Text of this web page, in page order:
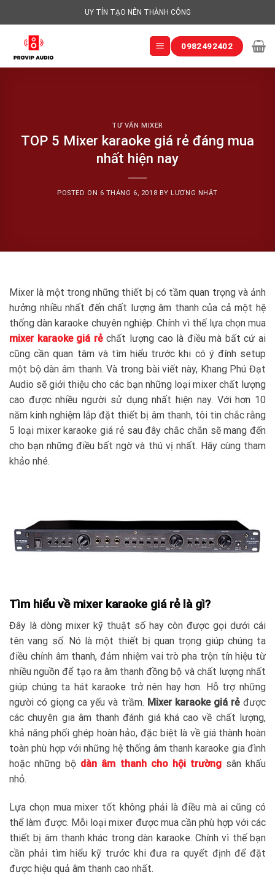
to
content
UY TÍN TẠO NÊN THÀNH CÔNG
0982492402
TƯ VẤN MIXER
TOP 5 Mixer karaoke giá rẻ đáng mua
nhất hiện nay
POSTED ON 6 THÁNG 6, 2018 BY LƯƠNG NHẬT
Mixer là một trong những thiết bị có tầm quan trọng và ảnh
hưởng nhiều nhất đến chất lượng âm thanh của cả một hệ
thống dàn karaoke chuyên nghiệp. Chính vì thế lựa chọn mua
mixer karaoke giá rẻchất lượng cao là điều mà bất cứ ai
cũng cần quan tâm và tìm hiểu trước khi có ý đính setup
một bộ dàn âm thanh. Và trong bài viết này, Khang Phú Đạt
Audio sẽ giới thiệu cho các bạn những loại mixer chất lượng
cao được nhiều người sử dụng nhất hiện nay. Với hơn 10
năm kinh nghiệm lắp đặt thiết bị âm thanh, tôi tin chắc rằng
5 loại mixer karaoke giá rẻ sau đây chắc chắn sẽ mang đến
cho bạn những điều bất ngờ và thú vị nhất. Hãy cùng tham
khảo nhé.
Tìm hiểu về mixer karaoke giá rẻ là gì?
Đây là dòng mixer kỹ thuật số hay còn được gọi dưới cái
tên vang số. Nó là một thiết bị quan trọng giúp chúng ta
điều chỉnh âm thanh, đảm nhiệm vai trò pha trộn tín hiệu từ
nhiều nguồn để tạo ra âm thanh đồng bộ và chất lượng nhất
giúp chúng ta hát karaoke trở nên hay hơn. Hỗ trợ những
người có giọng ca yếu và trầm. Mixer karaoke giá rẻđược
các chuyên gia âm thanh đánh giá khá cao về chất lượng,
khả năng phối ghép hoàn hảo, đặc biệt là về giá thành hoàn
toàn phù hợp với những hệ thống âm thanh karaoke gia đình
hoặc những bộ dàn âm thanh cho hội trườngsân khấu
nhỏ.
Lựa chọn mua mixer tốt không phải là điều mà ai cũng có
thể làm được. Mỗi loại mixer được mua cần phù hợp với các
thiết bị âm thanh khác trong dàn karaoke. Chính vì thế bạn
cần phải tìm hiểu kỹ trước khi đưa ra quyết định để đặt
được hiệu quả âm thanh cao nhất.